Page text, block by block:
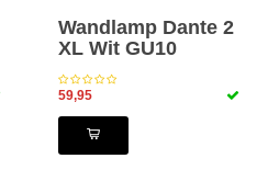
Wandlamp Dante 2
XL Wit GU10
59,95